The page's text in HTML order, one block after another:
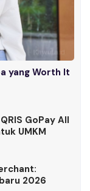
yang Worth It
GoPay All
UMKM
2026